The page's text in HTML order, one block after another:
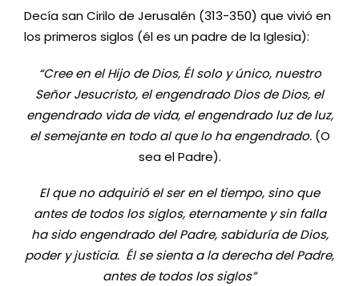
Decía san Cirilo de Jerusalén (313-350) que vivió en
los primeros siglos (él es un padre de la Iglesia):
“Cree en el Hijo de Dios, Él solo y único, nuestro
Señor Jesucristo, el engendrado Dios de Dios, el
engendrado vida de vida, el engendrado luz de luz,
el semejante en todo al que lo ha engendrado. (O
sea el Padre).
El que no adquirió el ser en el tiempo, sino que
antes de todos los siglos, eternamente y sin falla
ha sido engendrado del Padre, sabiduría de Dios,
poder y justicia. Él se sienta a la derecha del Padre,
antes de todos los siglos”